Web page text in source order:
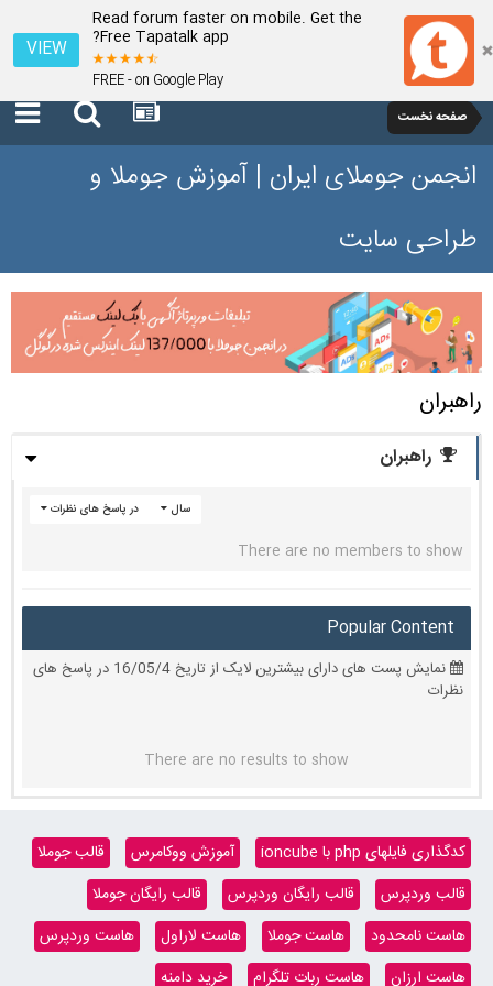
Read forum faster on mobile. Get the
Free Tapatalk app?
FREE - on Google Play
VIEW
صفحه نخست
انجمن جوملای ایران | آموزش جوملا و
طراحی سایت
راهبران
راهبران
در پاسخ های نظرات سال
There are no members to show
Popular Content
نمایش پست های دارای بیشترین لایک از تاریخ 16/05/4 در پاسخ های
نظرات
There are no results to show
کدگذاری فایلهای php با ioncube آموزش ووکامرس
قالب جوملا
قالب وردپرس
قالب رایگان وردپرس
قالب رایگان جوملا
هاست نامحدود
هاست جوملا هاست لاراول
هاست وردپرس
هاست ارزان
هاست ربات تلگرام خرید دامنه